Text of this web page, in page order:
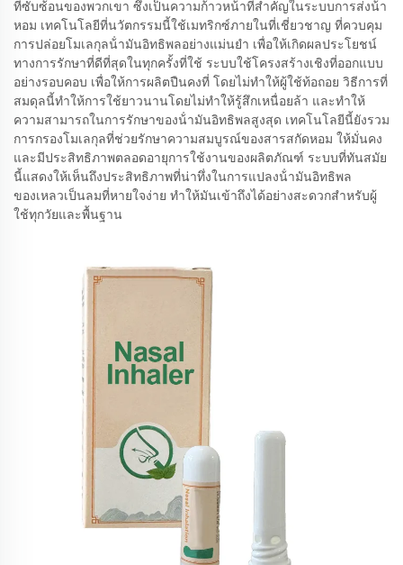
ที่ซับซ้อนของพวกเขา ซึ่งเป็นความก้าวหน้าที่สําคัญในระบบการส่งน้ํา
หอม เทคโนโลยีที่นวัตกรรมนี้ใช้เมทริกซ์ภายในที่เชี่ยวชาญ ที่ควบคุม
การปล่อยโมเลกุลน้ํามันอิทธิพลอย่างแม่นยํา เพื่อให้เกิดผลประโยชน์
ทางการรักษาที่ดีที่สุดในทุกครั้งที่ใช้ ระบบใช้โครงสร้างเชิงที่ออกแบบ
อย่างรอบคอบ เพื่อให้การผลิตปืนคงที่ โดยไม่ทําให้ผู้ใช้ท้อถอย วิธีการที่
สมดุลนี้ทําให้การใช้ยาวนานโดยไม่ทําให้รู้สึกเหนื่อยล้า และทําให้
ความสามารถในการรักษาของน้ํามันอิทธิพลสูงสุด เทคโนโลยีนี้ยังรวม
การกรองโมเลกุลที่ช่วยรักษาความสมบูรณ์ของสารสกัดหอม ให้มั่นคง
และมีประสิทธิภาพตลอดอายุการใช้งานของผลิตภัณฑ์ ระบบที่ทันสมัย
นี้แสดงให้เห็นถึงประสิทธิภาพที่น่าทึ่งในการแปลงน้ํามันอิทธิพล
ของเหลวเป็นลมที่หายใจง่าย ทําให้มันเข้าถึงได้อย่างสะดวกสําหรับผู้
ใช้ทุกวัยและพื้นฐาน